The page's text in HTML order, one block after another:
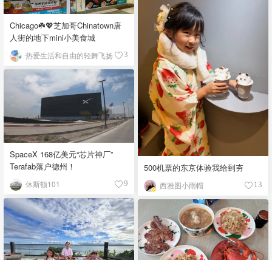
Chicago☘️💖芝加哥Chinatown唐
人街的地下mini小美食城
热爱生活和自由的轻舞飞扬 3
500机票的东京体验我给到夯
西雅图小雨帽 13
SpaceX 168亿美元“芯片神厂”
Terafab落户德州！
休斯顿101 9